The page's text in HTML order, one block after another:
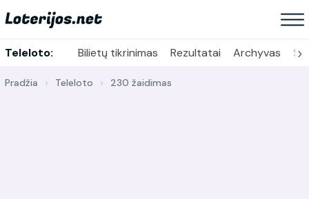
Teleloto: Bilietų tikrinimas Rezultatai Archyvas ›
Pradžia Teleloto 230 žaidimas